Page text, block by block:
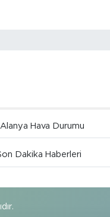
Alanya Hava Durumu
Dakika Haberleri